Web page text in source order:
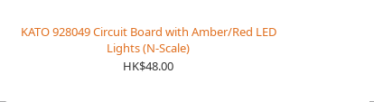
KATO 928049 Circuit Board with Amber/Red LED
Lights (N-Scale)
HK$48.00